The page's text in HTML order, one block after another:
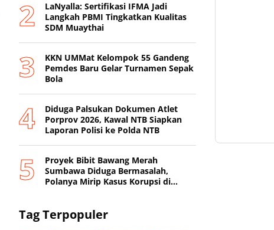
LaNyalla: Sertifikasi IFMA Jadi
Langkah PBMI Tingkatkan Kualitas
SDM Muaythai
KKN UMMat Kelompok 55 Gandeng
Pemdes Baru Gelar Turnamen Sepak
Bola
Diduga Palsukan Dokumen Atlet
Porprov 2026, Kawal NTB Siapkan
Laporan Polisi ke Polda NTB
Proyek Bibit Bawang Merah
Sumbawa Diduga Bermasalah,
Polanya Mirip Kasus Korupsi di
Tag Terpopuler